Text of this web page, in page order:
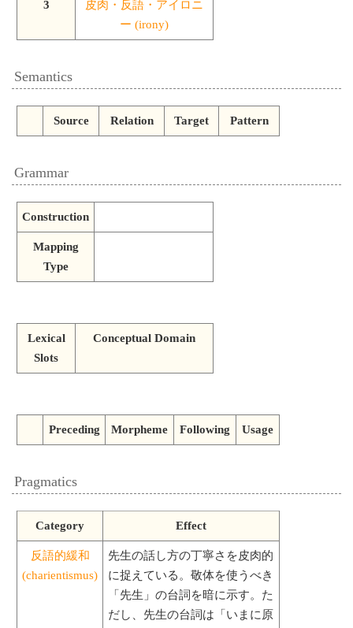
3
皮肉・反語・アイロニ
ー (irony)
Semantics
Source Relation Target Pattern
Grammar
Construction
Mapping
Type
Lexical
Slots
Conceptual Domain
Preceding Morpheme Following Usage
Pragmatics
Category Effect
反語的緩和
(charientismus)
先生の話し方の丁寧さを皮肉的
に捉えている。敬体を使うべき
「先生」の台詞を暗に示す。た
だし、先生の台詞は「いまに原